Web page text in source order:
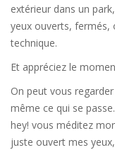
extérieur dans un
yeux ouverts, fermés,
technique.
Et appréciez le
On peut vous
même ce qui se
hey! vous méditez
juste ouvert mes